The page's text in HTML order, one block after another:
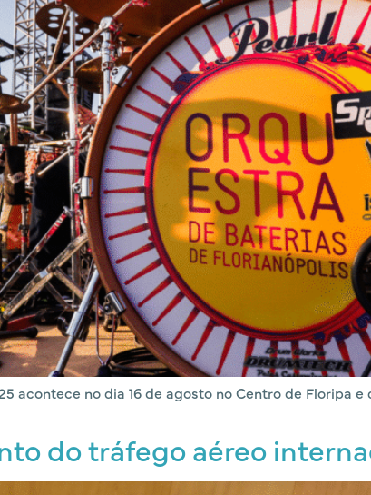
acontece no dia 16 de agosto no Centro de Floripa
do tráfego aéreo